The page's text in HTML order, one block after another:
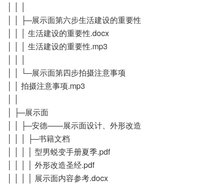
│ │ ├─展示面第六步生活建设的重要性
│ │ │ 生活建设的重要性.docx
│ │ │ 生活建设的重要性.mp3
│ │ └─展示面第四步拍摄注意事项
│ │ 拍摄注意事项.mp3
│ ├─展示面
│ │ ├─安德——展示面设计、外形改造
│ │ │ ├─书籍文档
│ │ │ │ 型男蜕变手册夏季.pdf
│ │ │ │ 外形改造圣经.pdf
│ │ │ │ 展示面内容参考.docx